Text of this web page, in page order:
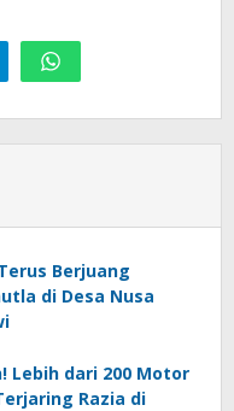
Berjuang
di Desa Nusa
Lebih dari 200 Motor
Razia di